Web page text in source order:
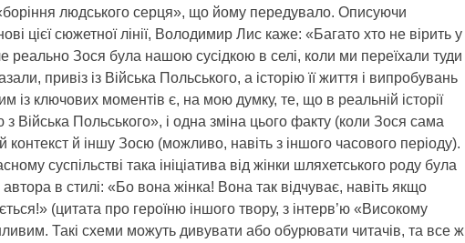
людського серця», що йому передувало. Описуючи
цієї сюжетної лінії, Володимир Лис каже: «Багато хто не вірить у
реально Зося була нашою сусідкою в селі, коли ми переїхали туди
привіз із Війська Польського, а історію її життя і випробувань
ключових моментів є, на мою думку, те, що в реальній історії
з Війська Польського», і одна зміна цього факту (коли Зося сама
контекст й іншу Зосю (можливо, навіть з іншого часового періоду).
суспільстві така ініціатива від жінки шляхетського роду була
в стилі: «Бо вона жінка! Вона так відчуває, навіть якщо
(цитата про героїню іншого твору, з інтерв’ю «Високому
Такі схеми можуть дивувати або обурювати читачів, та все ж